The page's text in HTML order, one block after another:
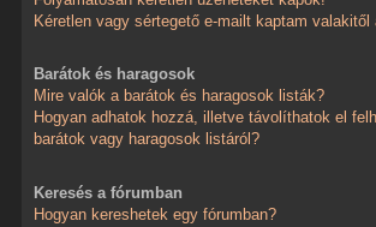
Kéretlen vagy sértegető e-mailt kaptam valakitől
Barátok és haragosok
Mire valók a barátok és haragosok listák?
Hogyan adhatok hozzá, illetve távolíthatok el
barátok vagy haragosok listáról?
Keresés a fórumban
Hogyan kereshetek egy fórumban?